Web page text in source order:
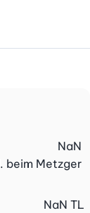
beim Metzger
NaN
NaN TL